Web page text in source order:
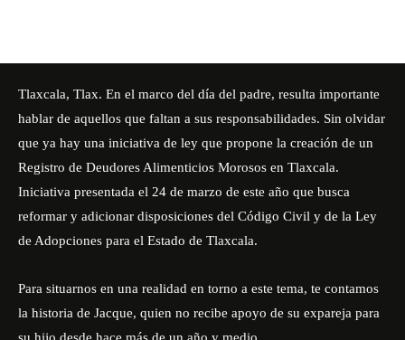
Tlaxcala, Tlax. En el marco del día del padre, resulta importante
hablar de aquellos que faltan a sus responsabilidades. Sin olvidar
que ya hay una iniciativa de ley que propone la creación de un
Registro de Deudores Alimenticios Morosos en Tlaxcala.
Iniciativa presentada el 24 de marzo de este año que busca
reformar y adicionar disposiciones del Código Civil y de la Ley
de Adopciones para el Estado de Tlaxcala.
Para situarnos en una realidad en torno a este tema, te contamos
la historia de Jacque, quien no recibe apoyo de su expareja para